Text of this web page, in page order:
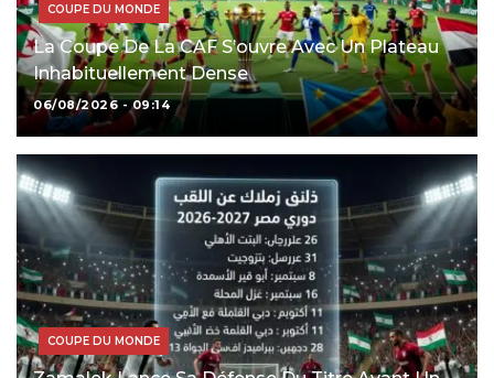
COUPE DU MONDE
La Coupe De La CAF S’ouvre Avec Un Plateau
Inhabituellement Dense
06/08/2026 - 09:14
COUPE DU MONDE